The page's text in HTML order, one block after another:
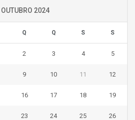
OUTUBRO 2024
Q Q S S
2 3 4 5
9 10 11 12
16 17 18 19
23 24 25 26